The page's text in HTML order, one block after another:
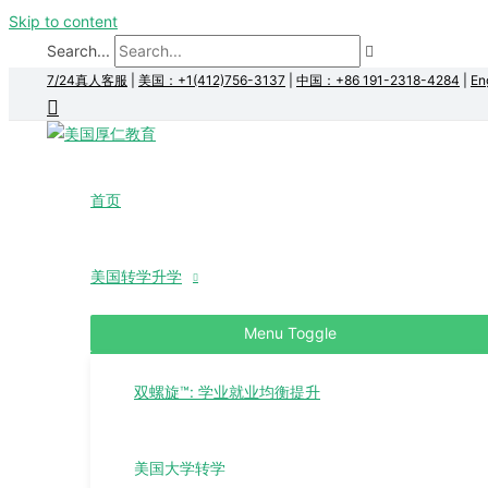
Skip to content
Search...
7/24真人客服 美国：+1(412)756-3137 中国：+86 191-2318-4284
首页
美国转学升学
Menu Toggle
双螺旋™: 学业就业均衡提升
美国大学转学